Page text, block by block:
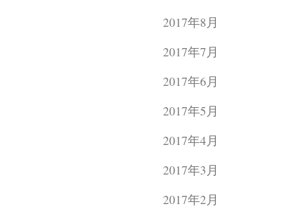
2017年8月
2017年7月
2017年6月
2017年5月
2017年4月
2017年3月
2017年2月